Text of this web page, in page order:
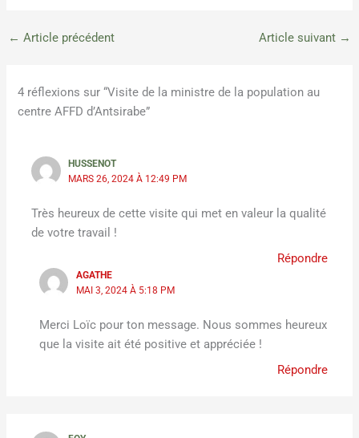
← Article précédent Article suivant →
4 réflexions sur “Visite de la ministre de la population au
centre AFFD d’Antsirabe”
HUSSENOT
MARS 26, 2024 À 12:49 PM
Très heureux de cette visite qui met en valeur la qualité
de votre travail !
Répondre
AGATHE
MAI 3, 2024 À 5:18 PM
Merci Loïc pour ton message. Nous sommes heureux
que la visite ait été positive et appréciée !
Répondre